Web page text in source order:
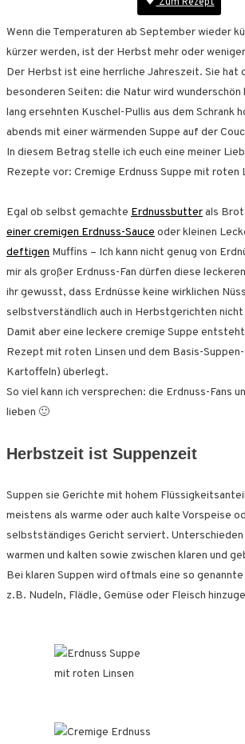
Wenn die Temperaturen ab September wieder
kürzer werden, ist der Herbst mehr oder
Der Herbst ist eine herrliche Jahreszeit. Sie hat
besonderen Seiten: die Natur wird wunderschön
lang ersehnten Kuschel-Pullis aus dem Schrank
abends mit einer wärmenden Suppe auf der
In diesem Betrag stelle ich euch eine meiner
Rezepte vor: Cremige Erdnuss Suppe mit roten
Egal ob selbst gemachte Erdnussbutterals
einer cremigen Erdnuss-Sauce oder kleinen
deftigen Muffins – Ich kann nicht genug von
mir als großer Erdnuss-Fan dürfen diese
ihr gewusst, dass Erdnüsse keine wirklichen
selbstverständlich auch in Herbstgerichten nicht
Damit aber eine leckere cremige Suppe
Rezept mit roten Linsen und dem Basis-
Kartoffeln) überlegt.
So viel kann ich versprechen: die Erdnuss-Fans
lieben 🙂
Herbstzeit ist Suppenzeit
Suppen sie Gerichte mit hohem
meistens als warme oder auch kalte Vorspeise
selbstständiges Gericht serviert. Unterschieden
warmen und kalten sowie zwischen klaren und
Bei klaren Suppen wird oftmals eine so
z.B. Nudeln, Flädle, Gemüse oder Fleisch